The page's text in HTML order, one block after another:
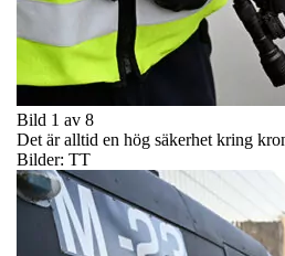
Bild 1 av 8
Det är alltid en hög säkerhet kring
Bilder: TT